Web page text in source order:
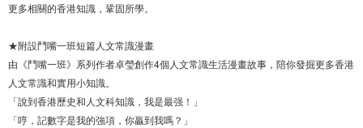
更多相關的香港知識，鞏固所學。
★附設鬥嘴一班短篇人文常識漫畫
由《鬥嘴一班》系列作者卓瑩創作4個人文常識生活漫畫故事，陪你發掘更多香港
人文常識和實用小知識。
「說到香港歷史和人文科知識，我是最强！」
「哼，記數字是我的強項，你贏到我嗎？」